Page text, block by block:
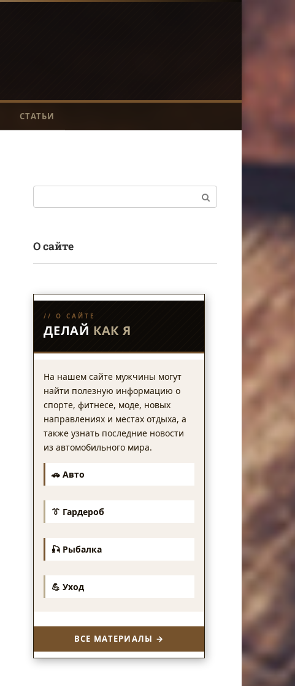
СТАТЬИ
О сайте
// О САЙТЕ
ДЕЛАЙ КАК Я
На нашем сайте мужчины могут
найти полезную информацию о
спорте, фитнесе, моде, новых
направлениях и местах отдыха, а
также узнать последние новости
из автомобильного мира.
🚗 Авто
👔 Гардероб
🎣 Рыбалка
💪 Уход
ВСЕ МАТЕРИАЛЫ →